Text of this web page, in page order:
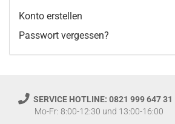
Konto erstellen
Passwort vergessen?
SERVICE HOTLINE: 0821 999 647 31
Mo-Fr: 8:00-12:30 und 13:00-16:00